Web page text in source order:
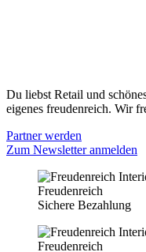
Du liebst Retail und
eigenes freudenreich. Wir
Partner werden
Zum Newsletter anmelden
Sichere Bezahlung